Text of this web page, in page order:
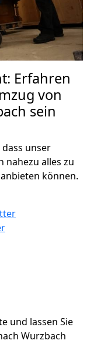
Erfahren
von
sein
unser
nahezu alles zu
anbieten können.
und lassen Sie
Wurzbach